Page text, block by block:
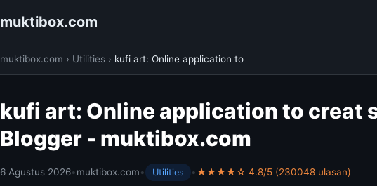
muktibox.com
muktibox.com › Utilities › kufi art: Online application to
kufi art: Online application to creat
Blogger - muktibox.com
6 Agustus 2026•muktibox.com• Utilities •★★★★☆ 4.8/5 (230048 ulasan)